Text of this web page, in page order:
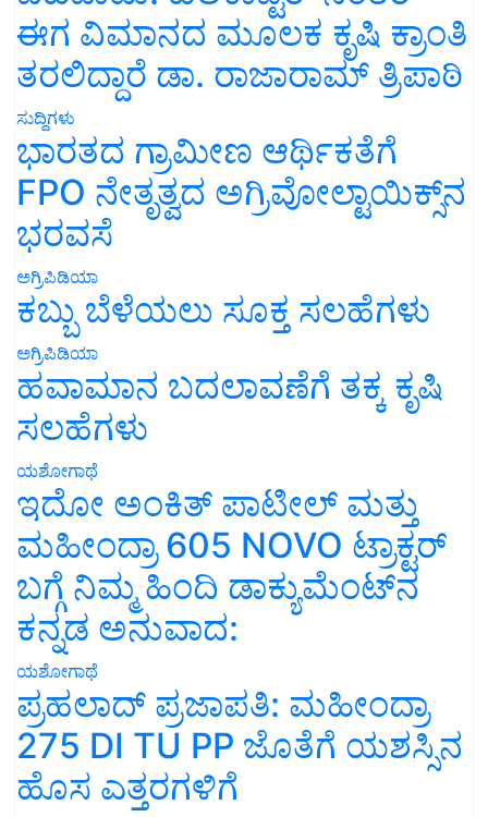
ಈಗ ವಿಮಾನದ ಮೂಲಕ ಕೃಷಿ ಕ್ರಾಂತಿ
ತರಲಿದ್ದಾರೆ ಡಾ. ರಾಜಾರಾಮ್ ತ್ರಿಪಾಠಿ
ಸುದ್ದಿಗಳು
ಭಾರತದ ಗ್ರಾಮೀಣ ಆರ್ಥಿಕತೆಗೆ
FPO ನೇತೃತ್ವದ ಅಗ್ರಿವೋಲ್ಟಾಯಿಕ್ಸ್‌ನ
ಭರವಸೆ
ಅಗ್ರಿಪಿಡಿಯಾ
ಕಬ್ಬು ಬೆಳೆಯಲು ಸೂಕ್ತ ಸಲಹೆಗಳು
ಅಗ್ರಿಪಿಡಿಯಾ
ಹವಾಮಾನ ಬದಲಾವಣೆಗೆ ತಕ್ಕ ಕೃಷಿ
ಸಲಹೆಗಳು
ಯಶೋಗಾಥೆ
ಇದೋ ಅಂಕಿತ್ ಪಾಟೀಲ್ ಮತ್ತು
ಮಹೀಂದ್ರಾ 605 NOVO ಟ್ರಾಕ್ಟರ್
ಬಗ್ಗೆ ನಿಮ್ಮ ಹಿಂದಿ ಡಾಕ್ಯುಮೆಂಟ್‌ನ
ಕನ್ನಡ ಅನುವಾದ:
ಯಶೋಗಾಥೆ
ಪ್ರಹಲಾದ್ ಪ್ರಜಾಪತಿ: ಮಹೀಂದ್ರಾ
275 DI TU PP ಜೊತೆಗೆ ಯಶಸ್ಸಿನ
ಹೊಸ ಎತ್ತರಗಳಿಗೆ